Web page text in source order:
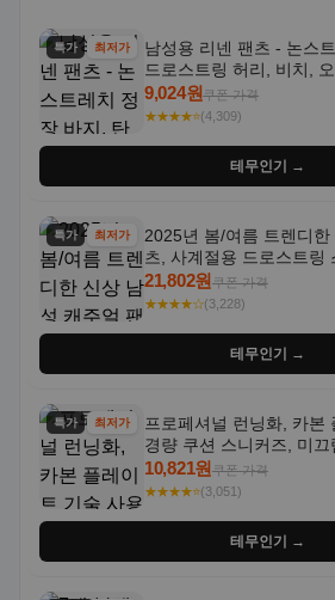
특가 최저가
남성용 리넨 팬츠 - 논스
드로스트링 허리, 비치,
트라우저 - 세탁기 사용
상
9,024원쿠폰 가격
★★★★⭐(4,309)
테무인기 →
특가 최저가
2025년 봄/여름 트렌디
츠, 사계절용 드로스트링
국 스타일, 활용도 높은
목 바지
21,802원쿠폰 가격
★★★★☆(3,228)
테무인기 →
특가 최저가
프로페셔널 런닝화, 카본
경량 쿠션 스니커즈, 미끄
통기성 화이트-퍼플 그라
닝 - 남성용, 여성용, 모든
10,821원쿠폰 가격
★★★★⭐(3,051)
테무인기 →